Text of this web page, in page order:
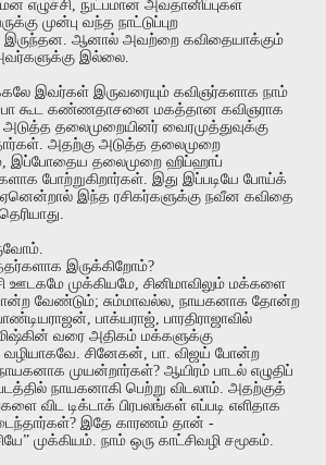
மன எழுச்சி நுட்பமான அவதானிப்புகள்
முன்பு வந்த நாட்டுப்புற
இருந்தன ஆனால் அவற்றை கவிதையாக்கும்
இல்லை
இவர்கள் இருவரையும் கவிஞர்களாக நாம்
கூட கண்ணதாசனை மகத்தான கவிஞராக
அடுத்த தலைமுறையினர் வைரமுத்துவுக்கு
அதற்கு அடுத்த தலைமுறை
இப்போதைய தலைமுறை ஹிப்ஹாப்
போற்றுகிறார்கள் இது இப்படியே போய்க்
ஏனென்றால் இந்த ரசிகர்களுக்கு நவீன கவிதை
தெரியாது
இருக்கிறோம்?
ஊடகமே முக்கியமே சினிமாவிலும் மக்களை
வேண்டும்; சும்மாவல்ல நாயகனாக தோன்ற
பாக்யராஜ் பாரதிராஜாவில்
வரை அதிகம் மக்களுக்கு
வழியாகவே சினேகன் பா விஜய் போன்ற
முயன்றார்கள்? ஆயிரம் பாடல் எழுதிப்
நாயகனாகி பெற்று விடலாம் அதற்குத்
விட டிக்டாக் பிரபலங்கள் எப்படி எளிதாக
? இதே காரணம் தான் -
” முக்கியம் நாம் ஒரு காட்சிவழி சமூகம்